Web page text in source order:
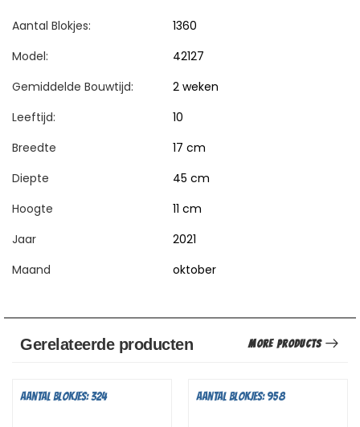
Aantal Blokjes:
1360
Model:
42127
Gemiddelde Bouwtijd:
2 weken
Leeftijd:
10
Breedte
17 cm
Diepte
45 cm
Hoogte
11 cm
Jaar
2021
Maand
oktober
Gerelateerde producten More Products
Aantal blokjes: 324 Aantal blokjes: 958